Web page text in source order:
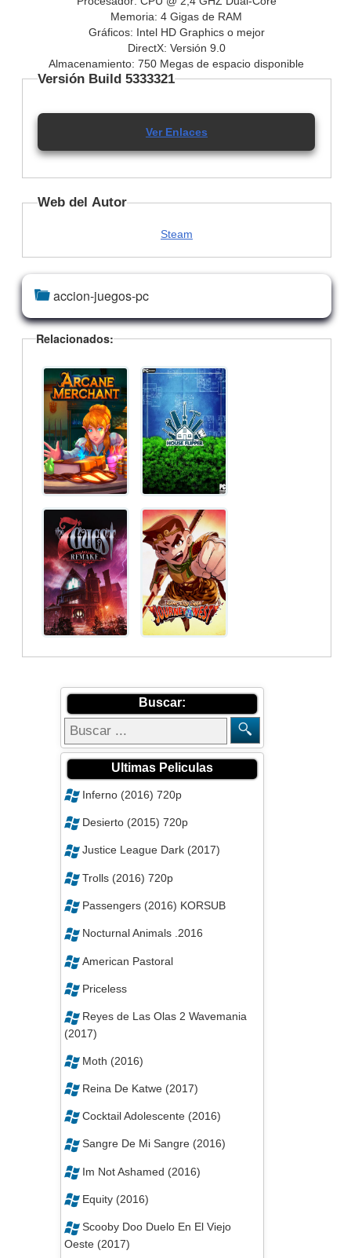
Memoria: 4 Gigas de RAM
Gráficos: Intel HD Graphics o mejor
DirectX: Versión 9.0
Almacenamiento: 750 Megas de espacio disponible
Versión Build 5333321
Ver Enlaces
Web del Autor
Steam
accion-juegos-pc
Relacionados:
Buscar:
Ultimas Peliculas
Inferno (2016) 720p
Desierto (2015) 720p
Justice League Dark (2017)
Trolls (2016) 720p
Passengers (2016) KORSUB
Nocturnal Animals .2016
American Pastoral
Priceless
Reyes de Las Olas 2 Wavemania
(2017)
Moth (2016)
Reina De Katwe (2017)
Cocktail Adolescente (2016)
Sangre De Mi Sangre (2016)
Im Not Ashamed (2016)
Equity (2016)
Scooby Doo Duelo En El Viejo
Oeste (2017)